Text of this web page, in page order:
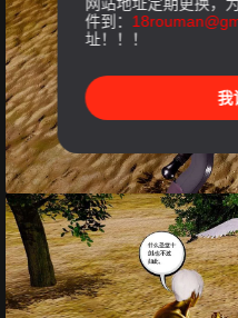
件到：
址！！！
我